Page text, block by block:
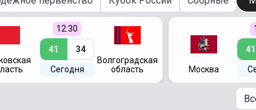
12:30
41 34
Сегодня
Волгоградская
область
Москва
41